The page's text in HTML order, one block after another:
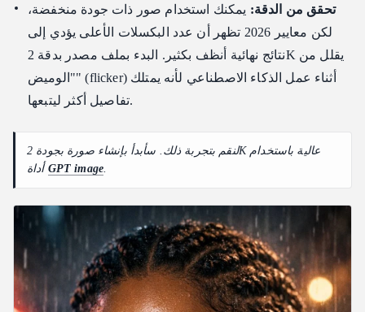
تحقق من الدقة: يمكنك استخدام صور ذات جودة منخفضة،
لكن معايير 2026 تظهر أن عدد البكسلات الأعلى يؤدي إلى
نتائج نهائية أنظف بكثير. البدء بملف مصدر بدقة 2K يقلل من
"الوميض" (flicker) أثناء عمل الذكاء الاصطناعي لأنه يمتلك
تفاصيل أكثر ليتبعها.
لنقم بتجربة ذلك. سأبدأ بإنشاء صورة بجودة 2K عالية باستخدام
أداة GPT image.